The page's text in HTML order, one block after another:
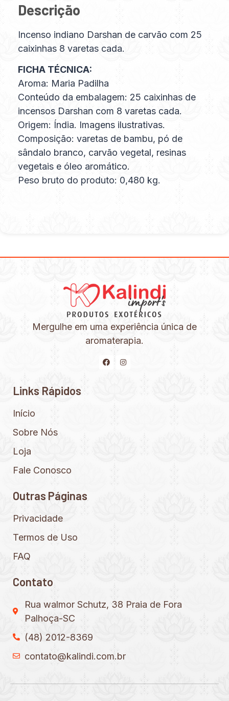
Descrição
Incenso indiano Darshan de carvão com 25
caixinhas 8 varetas cada.
FICHA TÉCNICA:
Aroma: Maria Padilha
Conteúdo da embalagem: 25 caixinhas de
incensos Darshan com 8 varetas cada.
Origem: Índia. Imagens ilustrativas.
Composição: varetas de bambu, pó de
sândalo branco, carvão vegetal, resinas
vegetais e óleo aromático.
Peso bruto do produto: 0,480 kg.
Mergulhe em uma experiência única de
aromaterapia.
Links Rápidos
Início
Sobre Nós
Loja
Fale Conosco
Outras Páginas
Privacidade
Termos de Uso
FAQ
Contato
Rua walmor Schutz, 38 Praia de Fora
Palhoça-SC
(48) 2012-8369
contato@kalindi.com.br